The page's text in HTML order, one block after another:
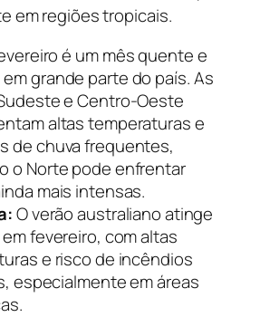
em regiões tropicais.
é um mês quente e
grande parte do país. As
e Centro-Oeste
altas temperaturas e
de chuva frequentes,
o Norte pode enfrentar
mais intensas.
O verão australiano atinge
fevereiro, com altas
e risco de incêndios
especialmente em áreas